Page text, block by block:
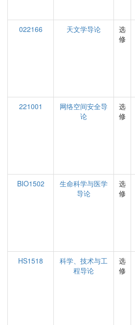
022166
天文学导论
选
修
221001
网络空间安全导
论
选
修
BIO1502
生命科学与医学
导论
选
修
HS1518
科学、技术与工
程导论
选
修